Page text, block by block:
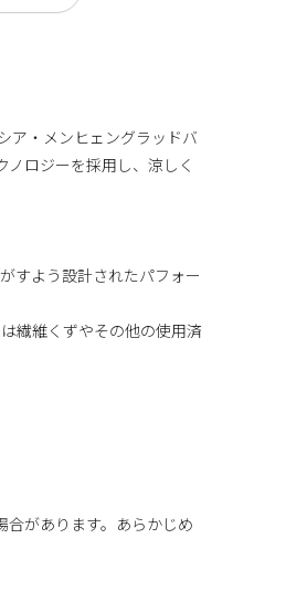
ア・メンヒェングラッドバ
ノロジーを採用し、涼しく
すよう設計されたパフォー
繊維くずやその他の使用済
があります。あらかじめ